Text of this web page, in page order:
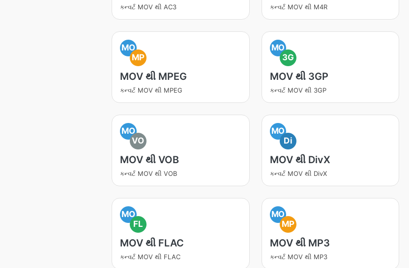
કન્વર્ટ MOV થી AC3 કન્વર્ટ MOV થી M4R
MO
MP
MOV થી MPEG
કન્વર્ટ MOV થી MPEG
MO
3G
MOV થી 3GP
કન્વર્ટ MOV થી 3GP
MO
VO
MOV થી VOB
કન્વર્ટ MOV થી VOB
MO
Di
MOV થી DivX
કન્વર્ટ MOV થી DivX
MO
FL
MOV થી FLAC
કન્વર્ટ MOV થી FLAC
MO
MP
MOV થી MP3
કન્વર્ટ MOV થી MP3